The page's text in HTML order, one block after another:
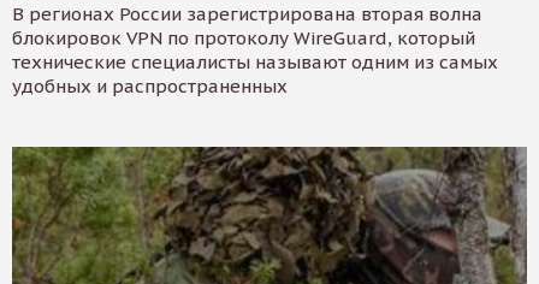
В регионах России зарегистрирована вторая волна
блокировок VPN по протоколу WireGuard, который
технические специалисты называют одним из самых
удобных и распространенных